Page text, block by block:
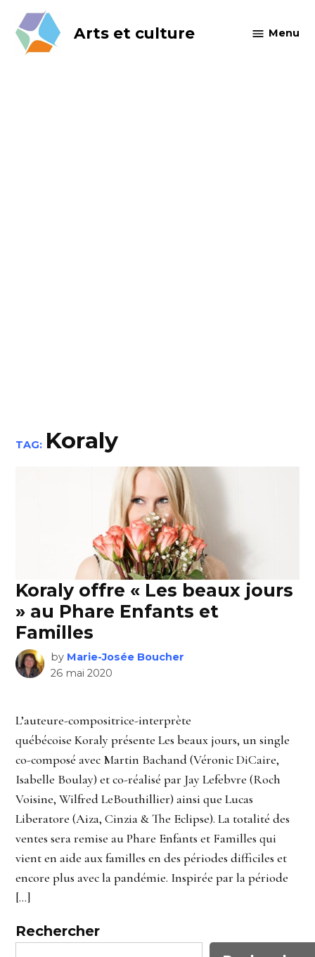
content
Arts et culture Menu
TAG: Koraly
Koraly offre « Les beaux jours
» au Phare Enfants et
Familles
by Marie-Josée Boucher
26 mai 2020
L’auteure-compositrice-interprète
québécoise Koraly présente Les beaux jours, un single
co-composé avec Martin Bachand (Véronic DiCaire,
Isabelle Boulay) et co-réalisé par Jay Lefebvre (Roch
Voisine, Wilfred LeBouthillier) ainsi que Lucas
Liberatore (Aiza, Cinzia & The Eclipse). La totalité des
ventes sera remise au Phare Enfants et Familles qui
vient en aide aux familles en des périodes difficiles et
encore plus avec la pandémie. Inspirée par la période
[…]
Rechercher